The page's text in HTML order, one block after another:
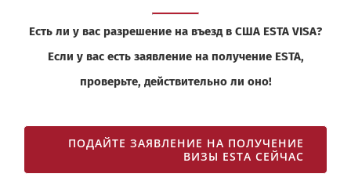
Есть ли у вас разрешение на въезд в США ESTA VISA?
Если у вас есть заявление на получение ESTA,
проверьте, действительно ли оно!
ПОДАЙТЕ ЗАЯВЛЕНИЕ НА ПОЛУЧЕНИЕ
ВИЗЫ ESTA СЕЙЧАС